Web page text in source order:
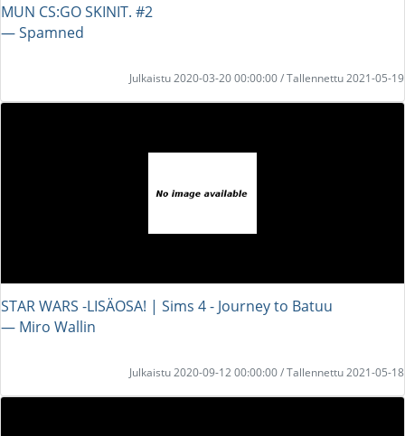
MUN CS:GO SKINIT. #2
― Spamned
Julkaistu 2020-03-20 00:00:00 / Tallennettu 2021-05-19
STAR WARS -LISÄOSA! | Sims 4 - Journey to Batuu
― Miro Wallin
Julkaistu 2020-09-12 00:00:00 / Tallennettu 2021-05-18